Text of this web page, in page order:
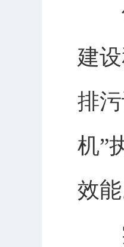
优
建
排
机”
效能
实